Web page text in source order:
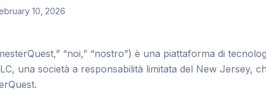
10, 2026
“noi,” “nostro”) è una piattaforma di
una società a responsabilità limitata del New Jersey,